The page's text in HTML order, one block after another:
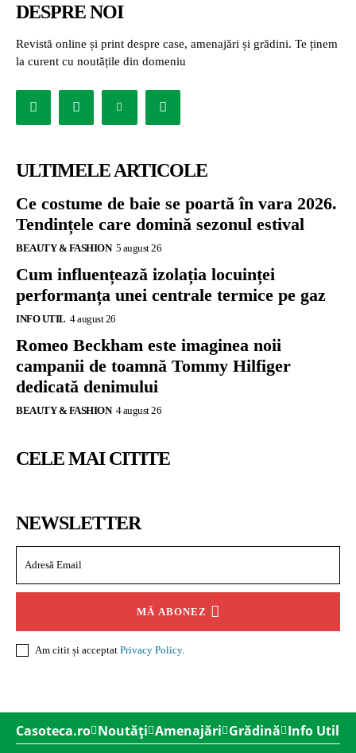
DESPRE NOI
Revistă online și print despre case, amenajări și grădini. Te ținem
la curent cu noutățile din domeniu
ULTIMELE ARTICOLE
Ce costume de baie se poartă în vara 2026.
Tendințele care domină sezonul estival
BEAUTY & FASHION 5 august 26
Cum influențează izolația locuinței
performanța unei centrale termice pe gaz
INFO UTIL 4 august 26
Romeo Beckham este imaginea noii
campanii de toamnă Tommy Hilfiger
dedicată denimului
BEAUTY & FASHION 4 august 26
CELE MAI CITITE
NEWSLETTER
MĂ ABONEZ
Am citit și acceptat Privacy Policy.
Casoteca.ro Noutăți Amenajări Grădină Info Util